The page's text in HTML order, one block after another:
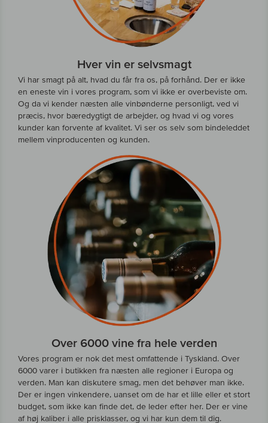
Hver vin er selvsmagt
Vi har smagt på alt, hvad du får fra os, på forhånd. Der er ikke
en eneste vin i vores program, som vi ikke er overbeviste om.
Og da vi kender næsten alle vinbønderne personligt, ved vi
præcis, hvor bæredygtigt de arbejder, og hvad vi og vores
kunder kan forvente af kvalitet. Vi ser os selv som bindeleddet
mellem vinproducenten og kunden.
Over 6000 vine fra hele verden
Vores program er nok det mest omfattende i Tyskland. Over
6000 varer i butikken fra næsten alle regioner i Europa og
verden. Man kan diskutere smag, men det behøver man ikke.
Der er ingen vinkendere, uanset om de har et lille eller et stort
budget, som ikke kan finde det, de leder efter her. Der er vine
af høj kaliber i alle prisklasser, og vi har kun dem til dig.